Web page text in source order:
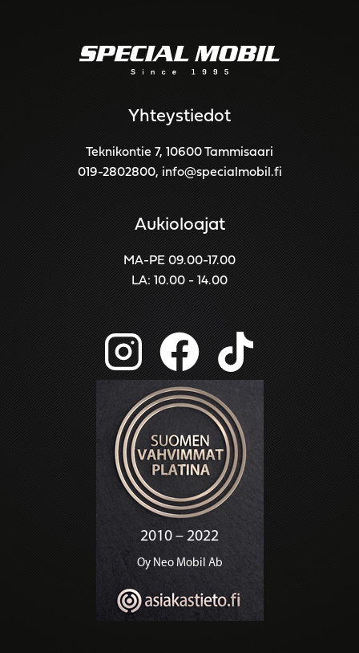
Yhteystiedot
Teknikontie 7, 10600 Tammisaari
019-2802800, info@specialmobil.fi
Aukioloajat
MA-PE 09.00-17.00
LA: 10.00 - 14.00